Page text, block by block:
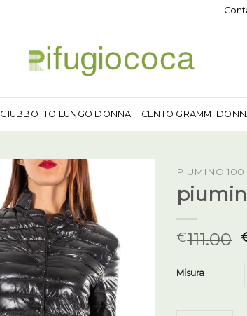
GIUBBOTTO LUNGO DONNA CENTO GRAMMI
PIUMINO
€111.00
Misura